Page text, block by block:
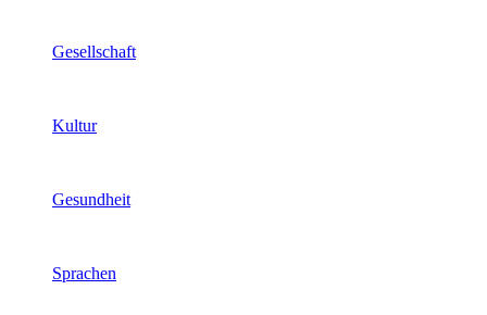
Gesellschaft
Kultur
Gesundheit
Sprachen